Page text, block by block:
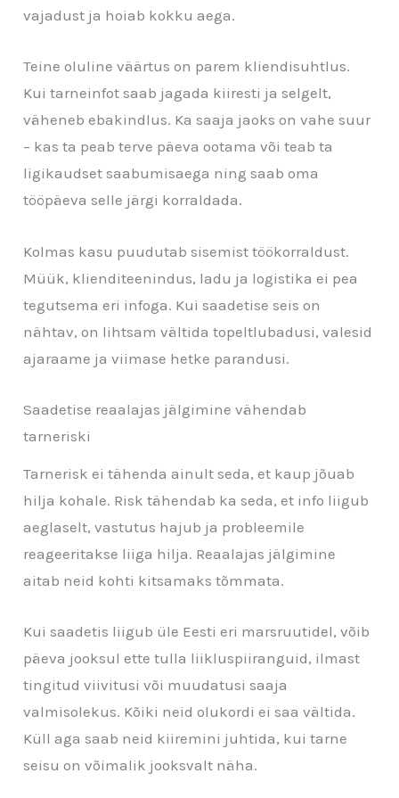
vajadust ja hoiab kokku aega.
Teine oluline väärtus on parem kliendisuhtlus.
Kui tarneinfot saab jagada kiiresti ja selgelt,
väheneb ebakindlus. Ka saaja jaoks on vahe suur
– kas ta peab terve päeva ootama või teab ta
ligikaudset saabumisaega ning saab oma
tööpäeva selle järgi korraldada.
Kolmas kasu puudutab sisemist töökorraldust.
Müük, klienditeenindus, ladu ja logistika ei pea
tegutsema eri infoga. Kui saadetise seis on
nähtav, on lihtsam vältida topeltlubadusi, valesid
ajaraame ja viimase hetke parandusi.
Saadetise reaalajas jälgimine vähendab
tarneriski
Tarnerisk ei tähenda ainult seda, et kaup jõuab
hilja kohale. Risk tähendab ka seda, et info liigub
aeglaselt, vastutus hajub ja probleemile
reageeritakse liiga hilja. Reaalajas jälgimine
aitab neid kohti kitsamaks tõmmata.
Kui saadetis liigub üle Eesti eri marsruutidel, võib
päeva jooksul ette tulla liikluspiiranguid, ilmast
tingitud viivitusi või muudatusi saaja
valmisolekus. Kõiki neid olukordi ei saa vältida.
Küll aga saab neid kiiremini juhtida, kui tarne
seisu on võimalik jooksvalt näha.